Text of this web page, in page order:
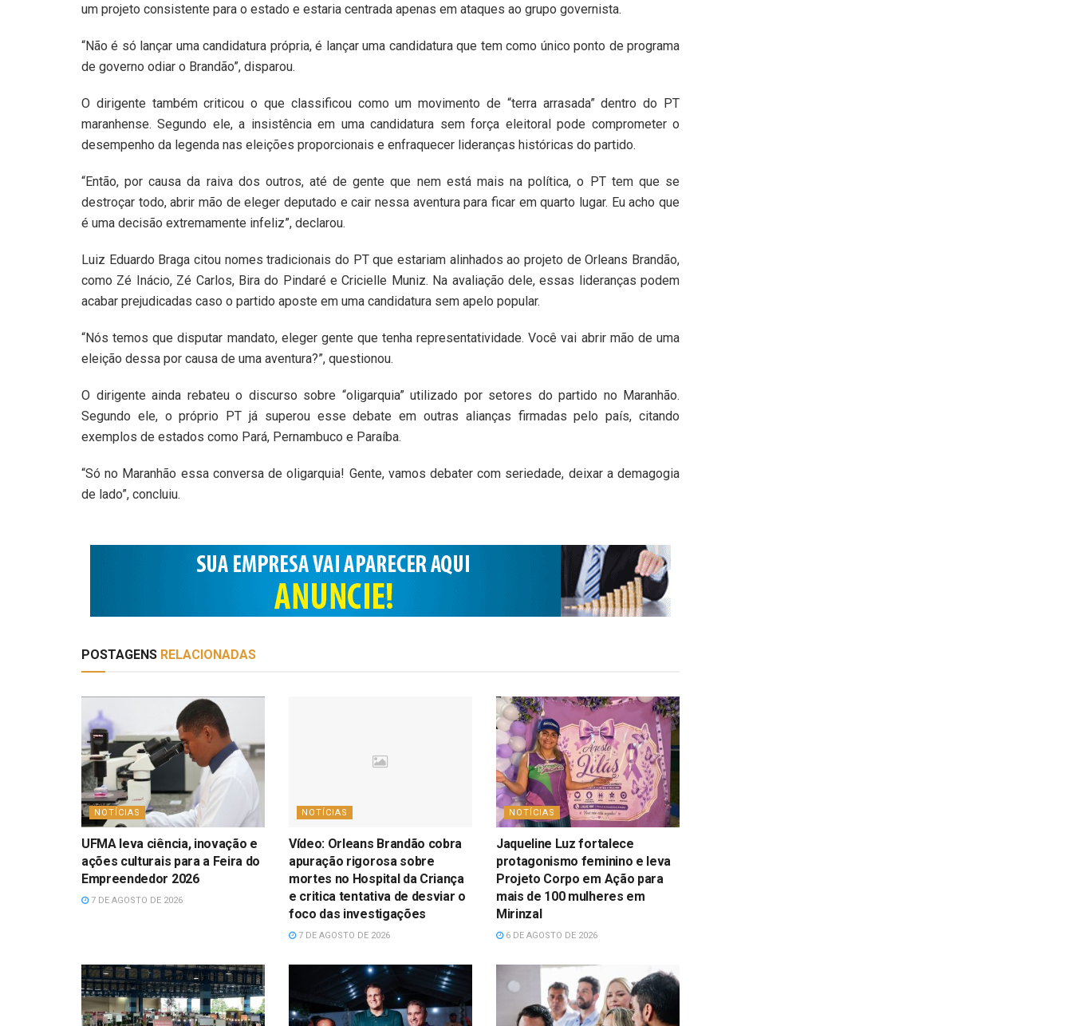
um projeto consistente para o estado e estaria centrada apenas em ataques ao grupo governista.
“Não é só lançar uma candidatura própria, é lançar uma candidatura que tem como único ponto de programa
de governo odiar o Brandão”, disparou.
O dirigente também criticou o que classificou como um movimento de “terra arrasada” dentro do PT
maranhense. Segundo ele, a insistência em uma candidatura sem força eleitoral pode comprometer o
desempenho da legenda nas eleições proporcionais e enfraquecer lideranças históricas do partido.
“Então, por causa da raiva dos outros, até de gente que nem está mais na política, o PT tem que se
destroçar todo, abrir mão de eleger deputado e cair nessa aventura para ficar em quarto lugar. Eu acho que
é uma decisão extremamente infeliz”, declarou.
Luiz Eduardo Braga citou nomes tradicionais do PT que estariam alinhados ao projeto de Orleans Brandão,
como Zé Inácio, Zé Carlos, Bira do Pindaré e Cricielle Muniz. Na avaliação dele, essas lideranças podem
acabar prejudicadas caso o partido aposte em uma candidatura sem apelo popular.
“Nós temos que disputar mandato, eleger gente que tenha representatividade. Você vai abrir mão de uma
eleição dessa por causa de uma aventura?”, questionou.
O dirigente ainda rebateu o discurso sobre “oligarquia” utilizado por setores do partido no Maranhão.
Segundo ele, o próprio PT já superou esse debate em outras alianças firmadas pelo país, citando
exemplos de estados como Pará, Pernambuco e Paraíba.
“Só no Maranhão essa conversa de oligarquia! Gente, vamos debater com seriedade, deixar a demagogia
de lado”, concluiu.
POSTAGENS RELACIONADAS
NOTÍCIAS
UFMA leva ciência, inovação e
ações culturais para a Feira do
Empreendedor 2026
7 DE AGOSTO DE 2026
NOTÍCIAS
Vídeo: Orleans Brandão cobra
apuração rigorosa sobre
mortes no Hospital da Criança
e critica tentativa de desviar o
foco das investigações
7 DE AGOSTO DE 2026
NOTÍCIAS
Jaqueline Luz fortalece
protagonismo feminino e leva
Projeto Corpo em Ação para
mais de 100 mulheres em
Mirinzal
6 DE AGOSTO DE 2026